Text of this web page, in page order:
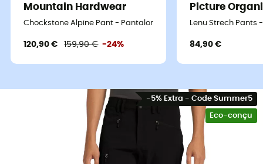
Mountain Hardwear
Chockstone Alpine Pant - Pantalon randonnée homme
120,90 € 159,90 € -24%
Picture
Lenu Strech Pants
84,90 €
-5% Extra - Code Summer5
Eco-conçu
Un pantalon qui fait marcher la
randonnée à la baguette !